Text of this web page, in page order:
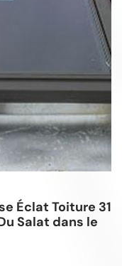
Éclat Toiture 31
Salat dans le